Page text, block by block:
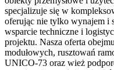
specjalizuje się w
oferując nie tylko wynajem i
wsparcie techniczne i
projektu. Nasza oferta
modułowych, rusztowań
UNICO-73 oraz wież